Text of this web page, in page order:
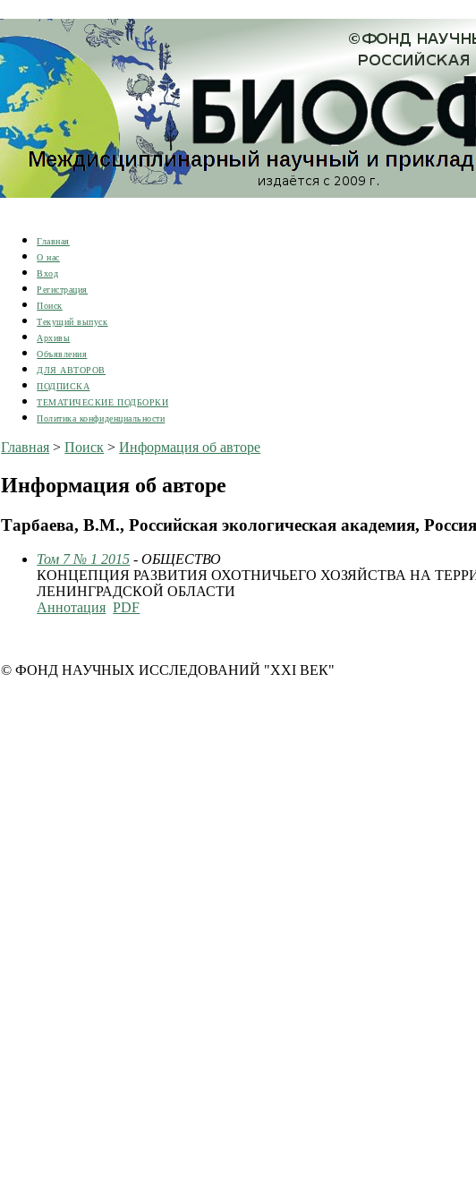
Главная
О нас
Вход
Регистрация
Поиск
Текущий выпуск
Архивы
Объявления
ДЛЯ АВТОРОВ
ПОДПИСКА
ТЕМАТИЧЕСКИЕ ПОДБОРКИ
Политика конфиденциальности
Главная >Поиск >Информация об авторе
Информация об авторе
Тарбаева, В.М., Российская экологическая академия, Россия
Том 7 № 1 2015 - ОБЩЕСТВО
КОНЦЕПЦИЯ РАЗВИТИЯ ОХОТНИЧЬЕГО ХОЗЯЙСТВА НА
ЛЕНИНГРАДСКОЙ ОБЛАСТИ
Аннотация PDF
© ФОНД НАУЧНЫХ ИССЛЕДОВАНИЙ "XXI ВЕК"